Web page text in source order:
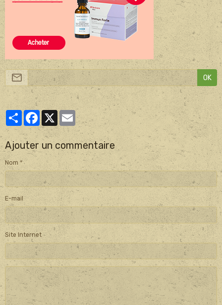
OK
PartagerFacebook
X Email
Ajouter un commentaire
Nom
E-mail
Site Internet